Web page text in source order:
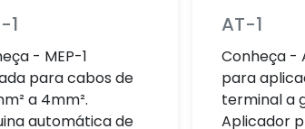
1
- MEP-1
para cabos de
a 4mm².
automática de
AT-1
Conheça -
para
terminal a
Aplicador